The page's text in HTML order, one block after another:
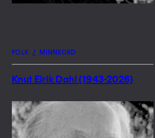
FOLK / MINNEORD
Knut Eirik Dahl (1943-2026)